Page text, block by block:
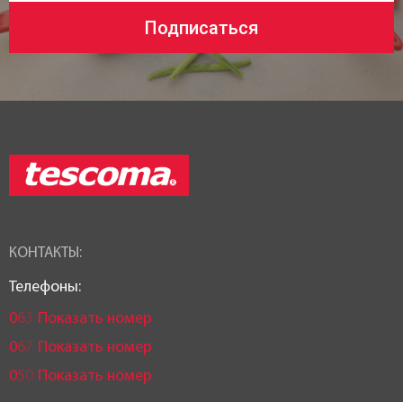
Подписаться
КОНТАКТЫ:
Телефоны:
063 Показать номер
067 Показать номер
050 Показать номер